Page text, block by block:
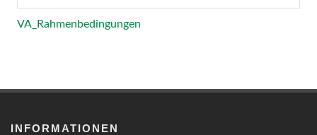
VA_Rahmenbedingungen
INFORMATIONEN